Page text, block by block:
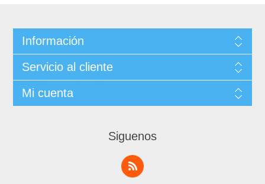
Información
Servicio al cliente
Mi cuenta
Siguenos